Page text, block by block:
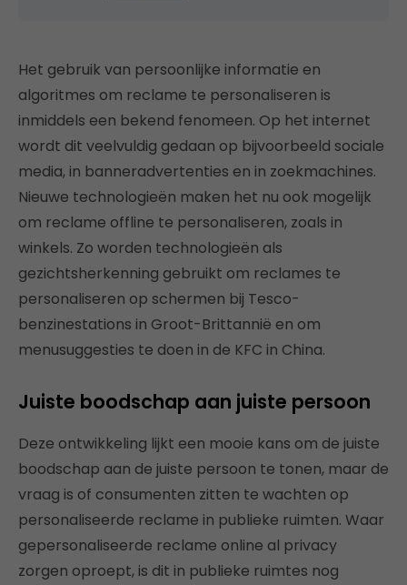
Het gebruik van persoonlijke informatie en
algoritmes om reclame te personaliseren is
inmiddels een bekend fenomeen. Op het internet
wordt dit veelvuldig gedaan op bijvoorbeeld sociale
media, in banneradvertenties en in zoekmachines.
Nieuwe technologieën maken het nu ook mogelijk
om reclame offline te personaliseren, zoals in
winkels. Zo worden technologieën als
gezichtsherkenning gebruikt om reclames te
personaliseren op schermen bij Tesco-
benzinestations in Groot-Brittannië en om
menusuggesties te doen in de KFC in China.
Juiste boodschap aan juiste persoon
Deze ontwikkeling lijkt een mooie kans om de juiste
boodschap aan de juiste persoon te tonen, maar de
vraag is of consumenten zitten te wachten op
personaliseerde reclame in publieke ruimten. Waar
gepersonaliseerde reclame online al privacy
zorgen oproept, is dit in publieke ruimtes nog